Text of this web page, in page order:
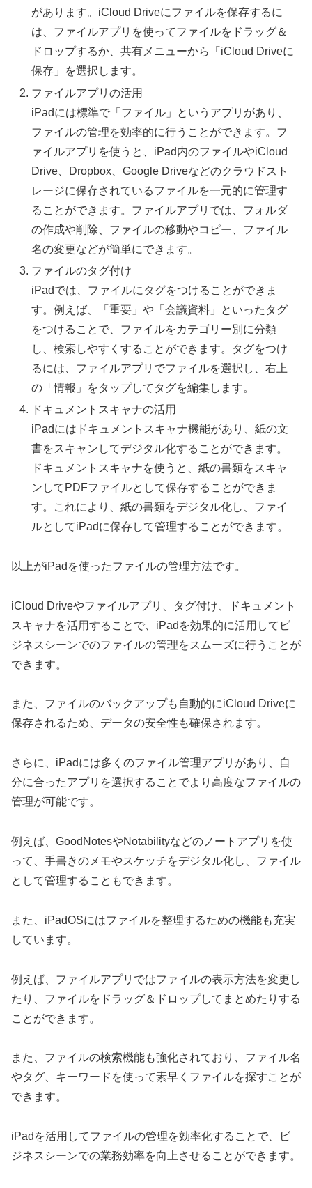
があります。iCloud Driveにファイルを保存するに
は、ファイルアプリを使ってファイルをドラッグ＆
ドロップするか、共有メニューから「iCloud Driveに
保存」を選択します。
ファイルアプリの活用
iPadには標準で「ファイル」というアプリがあり、
ファイルの管理を効率的に行うことができます。フ
ァイルアプリを使うと、iPad内のファイルやiCloud
Drive、Dropbox、Google Driveなどのクラウドスト
レージに保存されているファイルを一元的に管理す
ることができます。ファイルアプリでは、フォルダ
の作成や削除、ファイルの移動やコピー、ファイル
名の変更などが簡単にできます。
ファイルのタグ付け
iPadでは、ファイルにタグをつけることができま
す。例えば、「重要」や「会議資料」といったタグ
をつけることで、ファイルをカテゴリー別に分類
し、検索しやすくすることができます。タグをつけ
るには、ファイルアプリでファイルを選択し、右上
の「情報」をタップしてタグを編集します。
ドキュメントスキャナの活用
iPadにはドキュメントスキャナ機能があり、紙の文
書をスキャンしてデジタル化することができます。
ドキュメントスキャナを使うと、紙の書類をスキャ
ンしてPDFファイルとして保存することができま
す。これにより、紙の書類をデジタル化し、ファイ
ルとしてiPadに保存して管理することができます。
以上がiPadを使ったファイルの管理方法です。
iCloud Driveやファイルアプリ、タグ付け、ドキュメント
スキャナを活用することで、iPadを効果的に活用してビ
ジネスシーンでのファイルの管理をスムーズに行うことが
できます。
また、ファイルのバックアップも自動的にiCloud Driveに
保存されるため、データの安全性も確保されます。
さらに、iPadには多くのファイル管理アプリがあり、自
分に合ったアプリを選択することでより高度なファイルの
管理が可能です。
例えば、GoodNotesやNotabilityなどのノートアプリを使
って、手書きのメモやスケッチをデジタル化し、ファイル
として管理することもできます。
また、iPadOSにはファイルを整理するための機能も充実
しています。
例えば、ファイルアプリではファイルの表示方法を変更し
たり、ファイルをドラッグ＆ドロップしてまとめたりする
ことができます。
また、ファイルの検索機能も強化されており、ファイル名
やタグ、キーワードを使って素早くファイルを探すことが
できます。
iPadを活用してファイルの管理を効率化することで、ビ
ジネスシーンでの業務効率を向上させることができます。